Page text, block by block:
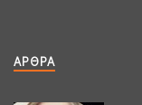
ΆΡΘΡΑ